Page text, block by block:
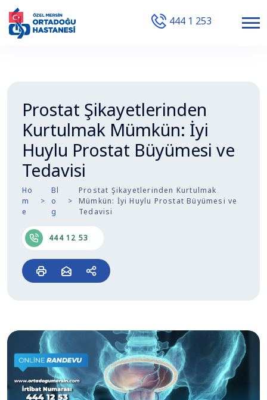
444 1 253
Prostat Şikayetlerinden
Kurtulmak Mümkün: İyi
Huylu Prostat Büyümesi ve
Tedavisi
Ho
m
e
Bl
o
g
Prostat Şikayetlerinden Kurtulmak
Mümkün: İyi Huylu Prostat Büyümesi ve
Tedavisi
444 12 53